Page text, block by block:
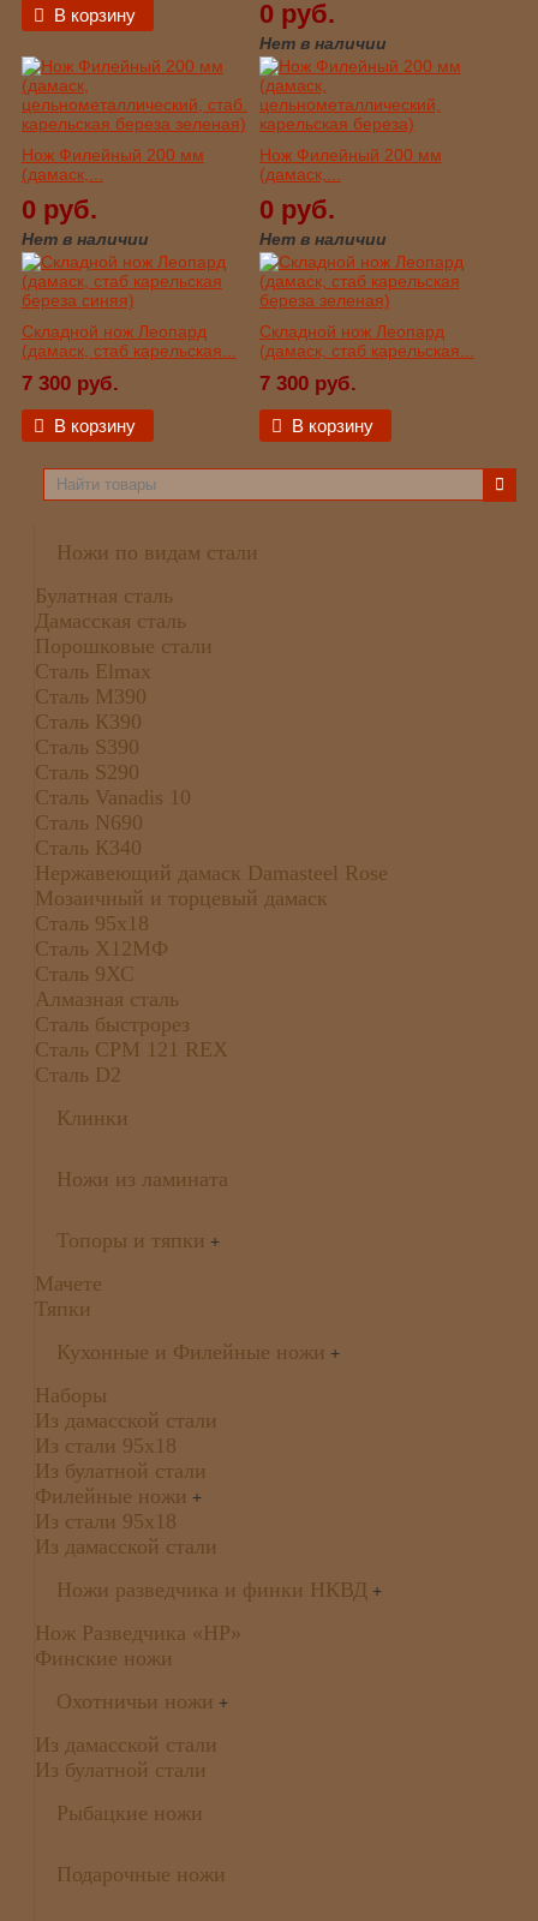
В корзину 0 руб.
Нет в наличии
Нож Филейный 200 мм
(дамаск,...
0 руб.
Нет в наличии
Нож Филейный 200 мм
(дамаск,...
0 руб.
Нет в наличии
Складной нож Леопард
(дамаск, стаб карельская...
7 300 руб.
В корзину
Складной нож Леопард
(дамаск, стаб карельская...
7 300 руб.
В корзину
Ножи по видам стали
Булатная сталь
Дамасская сталь
Порошковые стали
Сталь Elmax
Сталь М390
Сталь К390
Сталь S390
Сталь S290
Сталь Vanadis 10
Сталь N690
Сталь К340
Нержавеющий дамаск Damasteel Rose
Мозаичный и торцевый дамаск
Сталь 95х18
Сталь Х12МФ
Сталь 9ХС
Алмазная сталь
Сталь быстрорез
Сталь CPM 121 REX
Сталь D2
Клинки
Ножи из ламината
Топоры и тяпки +
Мачете
Тяпки
Кухонные и Филейные ножи +
Наборы
Из дамасской стали
Из стали 95х18
Из булатной стали
Филейные ножи +
Из стали 95х18
Из дамасской стали
Ножи разведчика и финки НКВД +
Нож Разведчика «НР»
Финские ножи
Охотничьи ножи +
Из дамасской стали
Из булатной стали
Рыбацкие ножи
Подарочные ножи